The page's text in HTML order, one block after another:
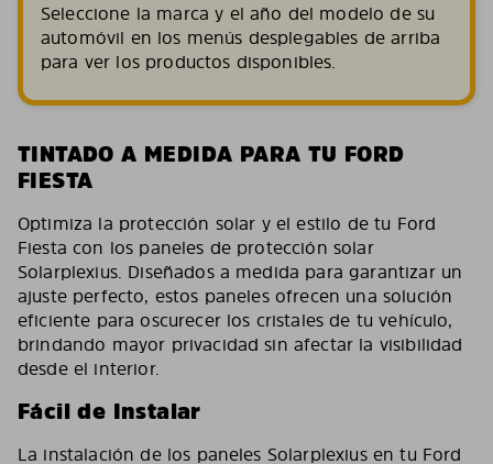
Seleccione la marca y el año del modelo de su
automóvil en los menús desplegables de arriba
para ver los productos disponibles.
TINTADO A MEDIDA PARA TU FORD
FIESTA
Optimiza la protección solar y el estilo de tu Ford
Fiesta con los paneles de protección solar
Solarplexius. Diseñados a medida para garantizar un
ajuste perfecto, estos paneles ofrecen una solución
eficiente para oscurecer los cristales de tu vehículo,
brindando mayor privacidad sin afectar la visibilidad
desde el interior.
Fácil de Instalar
La instalación de los paneles Solarplexius en tu Ford